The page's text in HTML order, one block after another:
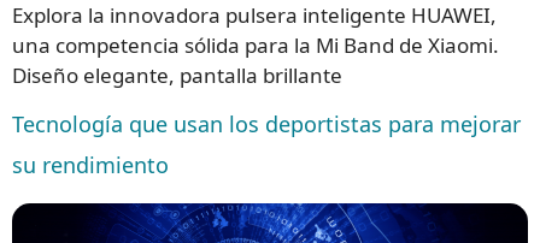
Explora la innovadora pulsera inteligente HUAWEI,
una competencia sólida para la Mi Band de Xiaomi.
Diseño elegante, pantalla brillante
Tecnología que usan los deportistas para mejorar
su rendimiento